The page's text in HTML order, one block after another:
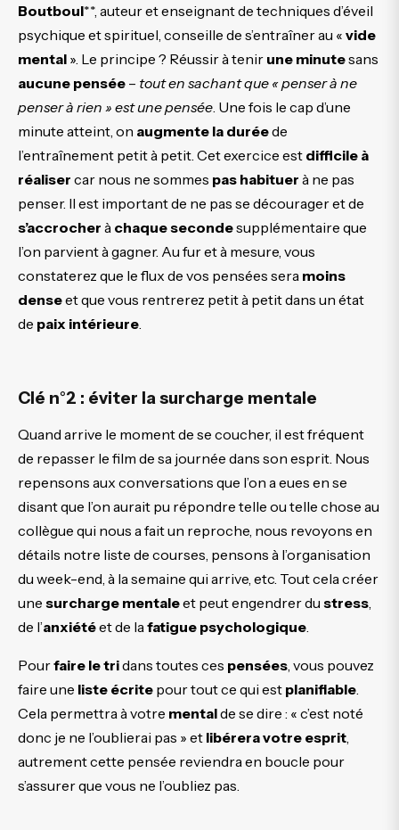
Boutboul**, auteur et enseignant de techniques d’éveil
psychique et spirituel, conseille de s’entraîner au « vide
mental ». Le principe ? Réussir à tenir une minutesans
aucune pensée – tout en sachant que « penser à ne
penser à rien » est une pensée . Une fois le cap d’une
minute atteint, on augmente la duréede
l’entraînement petit à petit. Cet exercice est difficile à
réaliser car nous ne sommes pas habituer à ne pas
penser. Il est important de ne pas se décourager et de
s’accrocher à chaque secondesupplémentaire que
l’on parvient à gagner. Au fur et à mesure, vous
constaterez que le flux de vos pensées sera moins
denseet que vous rentrerez petit à petit dans un état
de paix intérieure
Clé n°2 : éviter la surcharge mentale
Quand arrive le moment de se coucher, il est fréquent
de repasser le film de sa journée dans son esprit. Nous
repensons aux conversations que l’on a eues en se
disant que l’on aurait pu répondre telle ou telle chose au
collègue qui nous a fait un reproche, nous revoyons en
détails notre liste de courses, pensons à l’organisation
du week-end, à la semaine qui arrive, etc. Tout cela créer
une surcharge mentaleet peut engendrer du stress
de l’anxiétéet de la fatigue psychologique
Pourfaire le tridans toutes ces pensées , vous pouvez
faire une liste écrite pour tout ce qui est planifiable
Cela permettra à votre mentalde se dire : « c’est noté
donc je ne l’oublierai pas » et libérera votre esprit
autrement cette pensée reviendra en boucle pour
s’assurer que vous ne l’oubliez pas.